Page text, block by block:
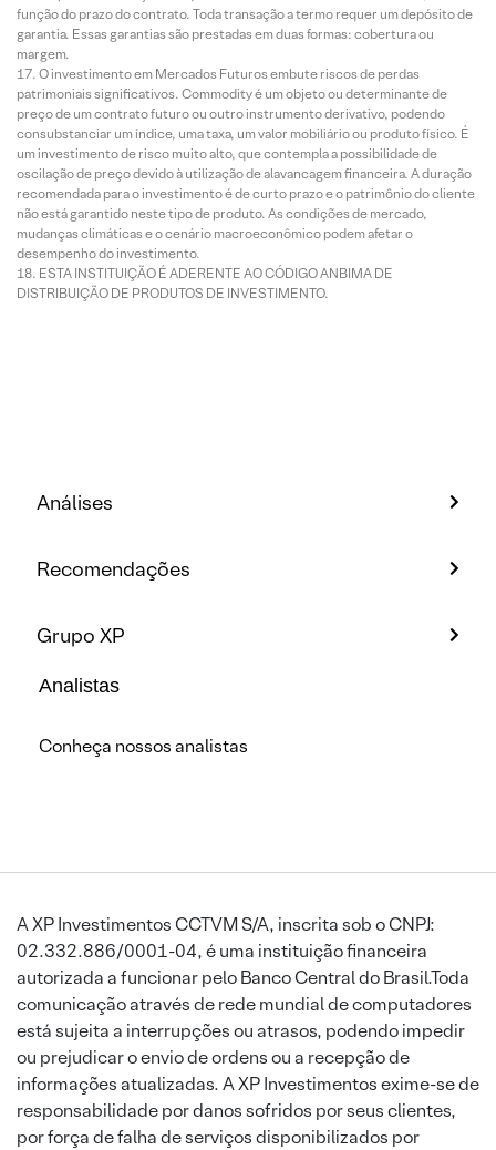
função do prazo do contrato. Toda transação a termo requer um depósito de
garantia. Essas garantias são prestadas em duas formas: cobertura ou
margem.
O investimento em Mercados Futuros embute riscos de perdas
patrimoniais significativos. Commodity é um objeto ou determinante de
preço de um contrato futuro ou outro instrumento derivativo, podendo
consubstanciar um índice, uma taxa, um valor mobiliário ou produto físico. É
um investimento de risco muito alto, que contempla a possibilidade de
oscilação de preço devido à utilização de alavancagem financeira. A duração
recomendada para o investimento é de curto prazo e o patrimônio do cliente
não está garantido neste tipo de produto. As condições de mercado,
mudanças climáticas e o cenário macroeconômico podem afetar o
desempenho do investimento.
ESTA INSTITUIÇÃO É ADERENTE AO CÓDIGO ANBIMA DE
DISTRIBUIÇÃO DE PRODUTOS DE INVESTIMENTO.
Análises
Recomendações
Grupo XP
Analistas
Conheça nossos analistas
A XP Investimentos CCTVM S/A, inscrita sob o CNPJ:
02.332.886/0001-04, é uma instituição financeira
autorizada a funcionar pelo Banco Central do Brasil.Toda
comunicação através de rede mundial de computadores
está sujeita a interrupções ou atrasos, podendo impedir
ou prejudicar o envio de ordens ou a recepção de
informações atualizadas. A XP Investimentos exime-se de
responsabilidade por danos sofridos por seus clientes,
por força de falha de serviços disponibilizados por